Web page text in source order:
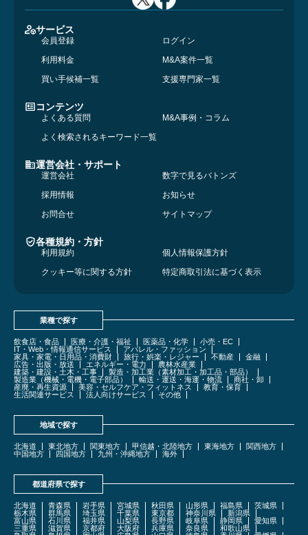
サービス
会員登録
ログイン
利用料金
M&A案件一覧
買い手候補一覧
支援専門家一覧
コンテンツ
よくある質問
M&A事例・コラム
よく検索されるキーワード一覧
運営会社・サポート
運営会社
数字で見るバトンズ
採用情報
お知らせ
お問合せ
サイトマップ
各種規約・方針
利用規約
個人情報保護方針
クッキー等に関する方針
特定商取引法に基づく表示
業種で探す
飲食店・食品 医療・介護・福祉 医薬品・化学
小売・EC
IT・Web・情報通信サービス
アパレル・ファッション
家具・家電・日用品・消費財
旅行・娯楽・レジャー 不動産
金融
広告・出版・放送
エネルギー・電力
農林水産業
建築・建設・土木・工事
製造・加工業（素材加工・加工品・部品）
製造業（機械・電機・電子部品）
輸送・運送・海運・物流
商社・卸
産廃・再生資源
美容・セルフケア・フィットネス
教育・保育
生活関連サービス
法人向けサービス その他
地域で探す
北海道 東北地方 関東地方 甲信越・北陸地方 東海地方
関西地方
中国地方
四国地方 九州・沖縄地方 海外
都道府県で探す
北海道 青森県 岩手県 宮城県 秋田県 山形県 福島県
茨城県
栃木県
群馬県 埼玉県 千葉県 東京都 神奈川県
新潟県
富山県
石川県 福井県 山梨県 長野県 岐阜県 静岡県
愛知県
三重県
滋賀県 京都府 大阪府 兵庫県 奈良県
和歌山県